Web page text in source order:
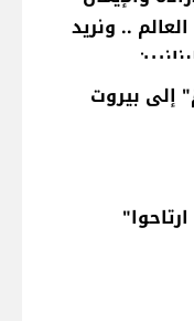
.. ونريد
إلى بيروت